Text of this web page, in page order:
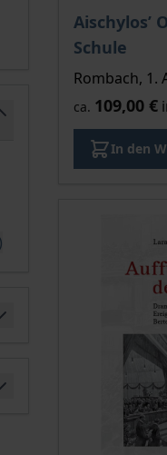
Produkte
verfügbare Produkte
)
Aischylos’
Schule
Rombach, 1.
ca. 109,00 €
In den